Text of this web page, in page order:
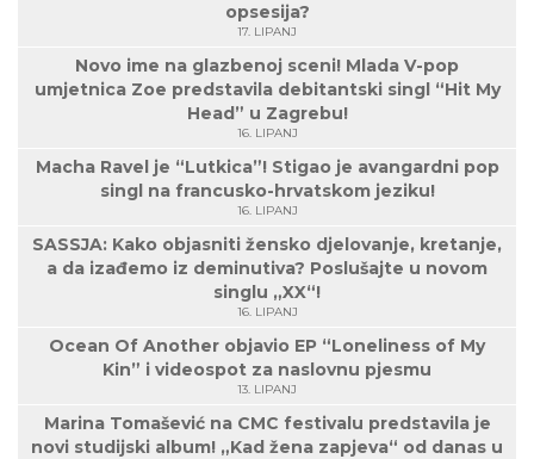
opsesija?
17. LIPANJ
Novo ime na glazbenoj sceni! Mlada V-pop
umjetnica Zoe predstavila debitantski singl “Hit My
Head” u Zagrebu!
16. LIPANJ
Macha Ravel je “Lutkica”! Stigao je avangardni pop
singl na francusko-hrvatskom jeziku!
16. LIPANJ
SASSJA: Kako objasniti žensko djelovanje, kretanje,
a da izađemo iz deminutiva? Poslušajte u novom
singlu „XX“!
16. LIPANJ
Ocean Of Another objavio EP “Loneliness of My
Kin” i videospot za naslovnu pjesmu
13. LIPANJ
Marina Tomašević na CMC festivalu predstavila je
novi studijski album! „Kad žena zapjeva“ od danas u